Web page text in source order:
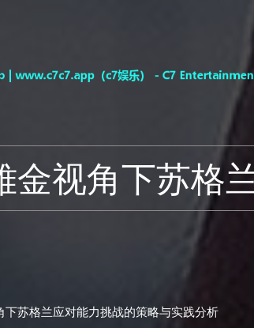
金视角下苏格
下苏格兰应对能力挑战的策略与实践分析